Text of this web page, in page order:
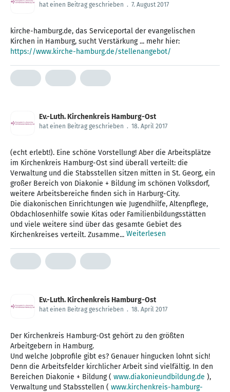
hat einen Beitrag geschrieben . 7. August 2017
kirche-hamburg.de, das Serviceportal der evangelischen
Kirchen in Hamburg, sucht Verstärkung ... mehr hier:
https://www.kirche-hamburg.de/stellenangebot/
Ev.-Luth. Kirchenkreis Hamburg-Ost
hat einen Beitrag geschrieben . 18. April 2017
(echt erlebt!). Eine schöne Vorstellung! Aber die Arbeitsplätze
im Kirchenkreis Hamburg-Ost sind überall verteilt: die
Verwaltung und die Stabsstellen sitzen mitten in St. Georg, ein
großer Bereich von Diakonie + Bildung im schönen Volksdorf,
weitere Arbeitsbereiche finden sich in Harburg-City.
Die diakonischen Einrichtungen wie Jugendhilfe, Altenpflege,
Obdachlosenhilfe sowie Kitas oder Familienbildungsstätten
und viele weitere sind über das gesamte Gebiet des
Kirchenkreises verteilt. Zusamme... Weiterlesen
Ev.-Luth. Kirchenkreis Hamburg-Ost
hat einen Beitrag geschrieben . 18. April 2017
Der Kirchenkreis Hamburg-Ost gehört zu den größten
Arbeitgebern in Hamburg.
Und welche Jobprofile gibt es? Genauer hingucken lohnt sich!
Denn die Arbeitsfelder kirchlicher Arbeit sind vielfältig. In den
Bereichen Diakonie + Bildung ( www.diakonieundbildung.de ),
Verwaltung und Stabsstellen ( www.kirchenkreis-hamburg-